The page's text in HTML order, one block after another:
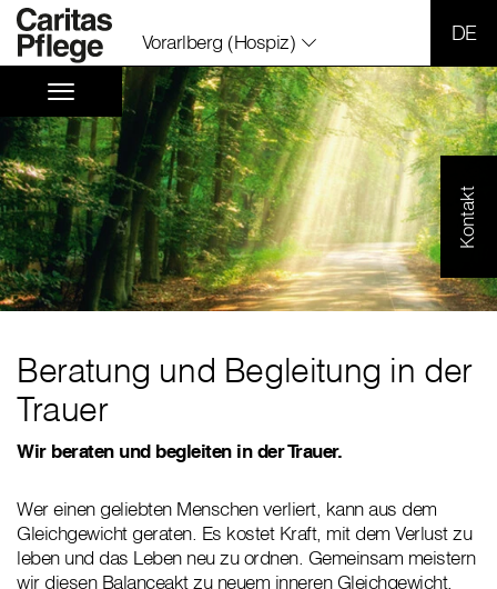
Vorarlberg (Hospiz)
Kontakt
Beratung und Begleitung in der
Trauer
Wir beraten und begleiten in der Trauer.
Wer einen geliebten Menschen verliert, kann aus dem
Gleichgewicht geraten. Es kostet Kraft, mit dem Verlust zu
leben und das Leben neu zu ordnen. Gemeinsam meistern
wir diesen Balanceakt zu neuem inneren Gleichgewicht.